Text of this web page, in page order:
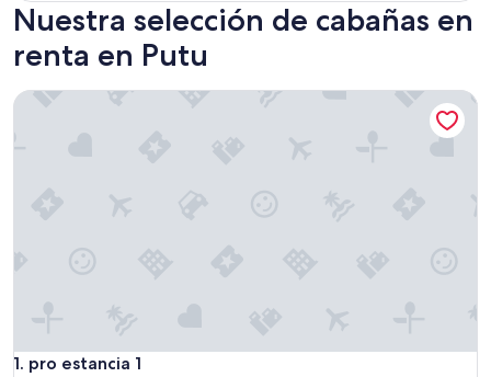
Nuestra selección de cabañas en
renta en Putu
1. pro estancia 1
pro estancia 1
pro estancia 1